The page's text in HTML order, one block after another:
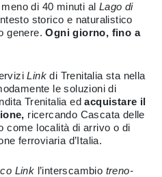
di 40 minuti al Lago di
storico e naturalistico
genere.Ogni giorno, fino a
Linkdi Trenitalia sta nella
le soluzioni di
Trenitalia ed acquistare il
ricercando Cascata delle
come località di arrivo o di
ferroviaria d’Italia.
Link l’interscambio treno-